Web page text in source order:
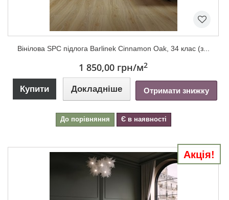
Вінілова SPC підлога Barlinek Cinnamon Oak, 34 клас (з...
1 850,00 грн/м2
Купити Докладніше Отримати знижку
До порівняння Є в наявності
Акція!